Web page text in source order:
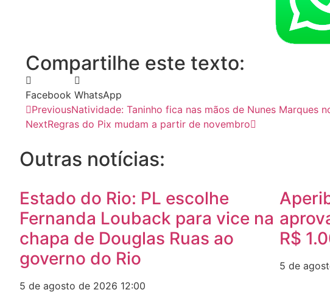
Compartilhe este texto:
Facebook WhatsApp
PreviousNatividade: Taninho fica nas mãos de Nunes Marques
NextRegras do Pix mudam a partir de novembro
Outras notícias:
Estado do Rio: PL escolhe
Fernanda Louback para vice na
chapa de Douglas Ruas ao
governo do Rio
5 de agosto de 2026 12:00
R$
5 de